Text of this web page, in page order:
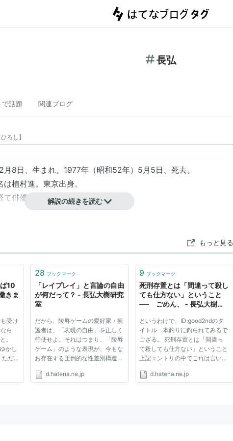
長弘
で話題 関連ブログ
ろし 】
8日、生まれ。1977年（昭和52年）5月5日、死去。
は植村進。 東京出身。
て俳優デビュー。解説の続きを読む
もっと見る
10
きま
受け
ら
。
かし
ただ
とい
気が
28 ブックマーク
「レイプレイ」と言論の自由
が何だって？ - 長弘大樹研究
室
だから、陵辱ゲームの愛好家・擁
護者は、「表現の自由」を正しく
行使せよ。それはつまり、「陵辱
ゲーム」のような表現が、今もな
お存在する圧倒的な性差別構造を
解体するためにいかに有用である
か、ということを説明せよ、とい
d.hatena.ne.jp
9 ブックマーク
死刑存置とは「間違って殺し
ても仕方ない」ということ
── ごめん、 - 長弘大樹研
というわけで、ID:good2ndのタ
イトル一本釣りに釣られてみるで
ござる。 死刑存置とは「間違っ
て殺しても仕方ない」ということ
上記エントリの中でこれは言いか
えれば「国民感情論からいって納
得がいくためには、冤罪の可能性
d.hatena.ne.jp